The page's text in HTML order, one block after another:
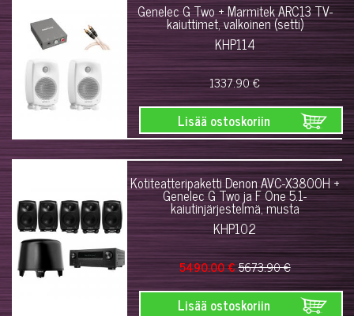
Genelec G Two + Marmitek ARC13 TV-
kaiuttimet, valkoinen (setti)
KHP114
1337.90 €
Lisää ostoskoriin
Kotiteatteripaketti Denon AVC-X3800H +
Genelec G Two ja F One 5.1-
kaiutinjärjestelmä, musta
KHP102
5490.00 €5673.90 €
Lisää ostoskoriin